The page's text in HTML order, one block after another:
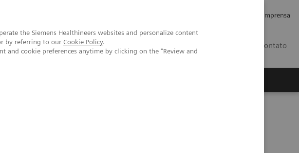
the Siemens Healthineers websites and personalize content
by referring to our Cookie Policy.
and cookie preferences anytime by clicking on the "Review and
Imprensa
Contato